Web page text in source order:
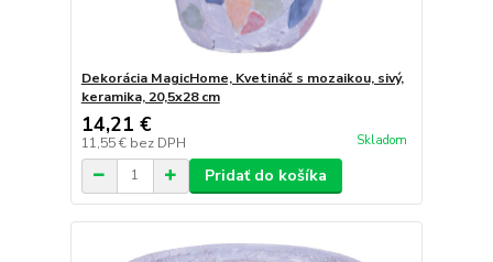
Dekorácia MagicHome, Kvetináč s mozaikou, sivý,
keramika, 20,5x28 cm
14,21 €
11,55 € bez DPH Skladom
Pridať do košíka